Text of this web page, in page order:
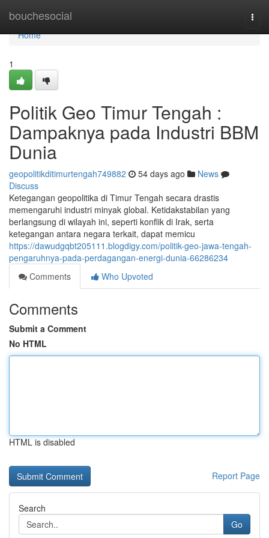
bouchesocial
Home
Home
1
Politik Geo Timur Tengah :
Dampaknya pada Industri BBM
Dunia
geopolitikditimurtengah749882 54 days ago
News
Discuss
Ketegangan geopolitika di Timur Tengah secara drastis
memengaruhi industri minyak global. Ketidakstabilan yang
berlangsung di wilayah ini, seperti konflik di Irak, serta
ketegangan antara negara terkait, dapat memicu
https://dawudgqbt205111.blogdigy.com/politik-geo-jawa-tengah-
pengaruhnya-pada-perdagangan-energi-dunia-66286234
Comments
Who Upvoted
Comments
Submit a Comment
No HTML
HTML is disabled
Report Page
Search
Go